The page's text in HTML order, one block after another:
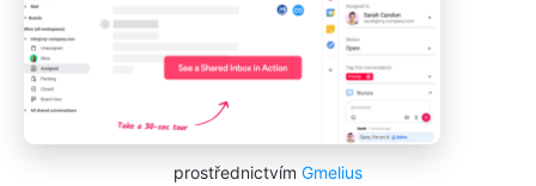
prostřednictvím Gmelius